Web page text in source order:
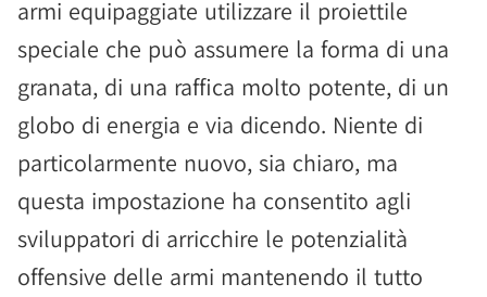
armi equipaggiate utilizzare il proiettile
speciale che può assumere la forma di una
granata, di una raffica molto potente, di un
globo di energia e via dicendo. Niente di
particolarmente nuovo, sia chiaro, ma
questa impostazione ha consentito agli
sviluppatori di arricchire le potenzialità
offensive delle armi mantenendo il tutto